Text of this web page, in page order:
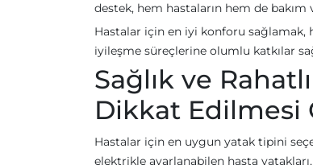
destek, hem hastaların hem de bakım
Hastalar için en iyi konforu sağlamak,
iyileşme süreçlerine olumlu katkılar
Sağlık ve
Dikkat Edilmesi
Hastalar için en uygun yatak tipini
elektrikle ayarlanabilen hasta yatakları,